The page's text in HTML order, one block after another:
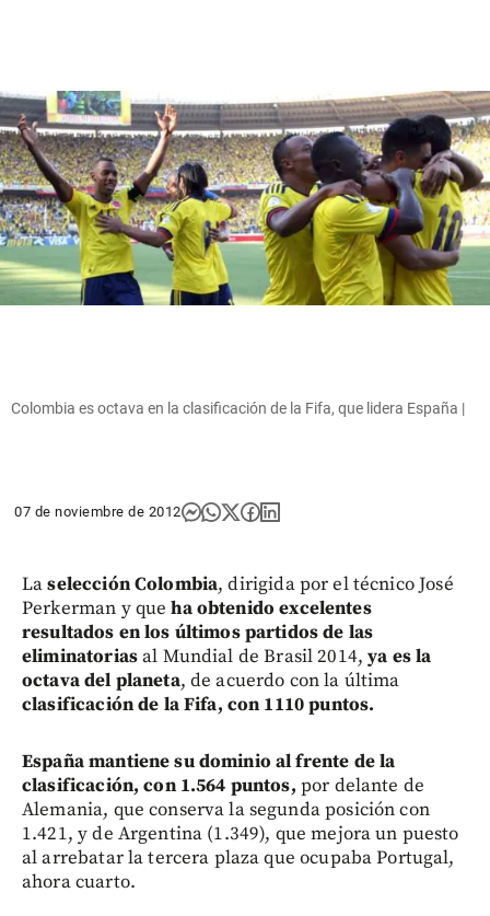
Colombia es octava en la clasificación de la Fifa, que lidera España |
07 de noviembre de 2012
Laselección Colombia, dirigida por el técnico José
Perkerman y que ha obtenido excelentes
resultados en los últimos partidos de las
eliminatoriasal Mundial de Brasil 2014,ya es la
octava del planeta, de acuerdo con la última
clasificación de la Fifa, con 1110 puntos.
España mantiene su dominio al frente de la
clasificación, con 1.564 puntos, por delante de
Alemania, que conserva la segunda posición con
1.421, y de Argentina (1.349), que mejora un puesto
al arrebatar la tercera plaza que ocupaba Portugal,
ahora cuarto.